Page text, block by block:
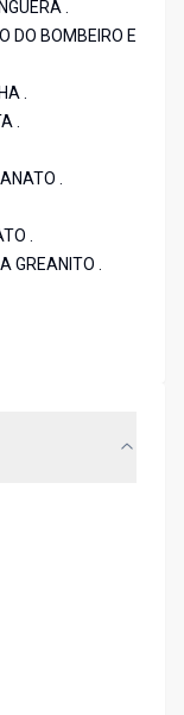
.
DO BOMBEIRO E
.
.
.
.
GREANITO .